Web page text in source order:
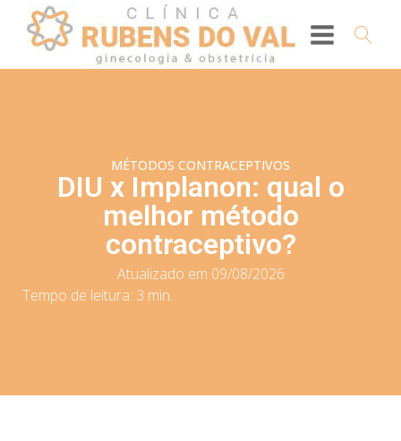
MÉTODOS CONTRACEPTIVOS
DIU x Implanon: qual o
melhor método
contraceptivo?
Atualizado em 09/08/2026
Tempo de leitura: 3 min.